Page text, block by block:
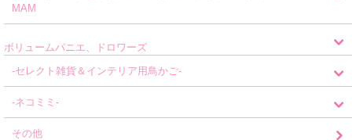
MAM
ボリュームパニエ、ドロワーズ
-セレクト雑貨＆インテリア用鳥かご-
-ネコミミ-
その他